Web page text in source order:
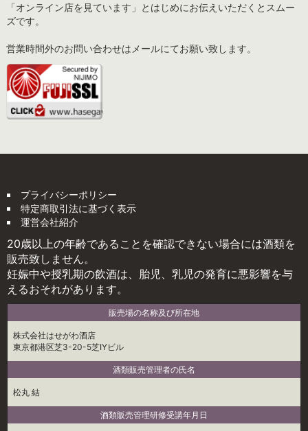
「オンライン店を見ています」とはじめにお伝えいただくとスムー
ズです。
営業時間外のお問い合わせはメールにてお願い致します。
プライバシーポリシー
特定商取引法に基づく表示
運営会社紹介
20歳以上の年齢であることを確認できない場合には酒類を
販売致しません。
妊娠中や授乳期の飲酒は、胎児、乳児の発育に悪影響を与
えるおそれがあります。
販売場の名称及び所在地
株式会社はせがわ酒店
東京都港区芝3-20-5芝IYビル
酒類販売管理者の氏名
松丸 結
酒類販売管理研修受講年月日